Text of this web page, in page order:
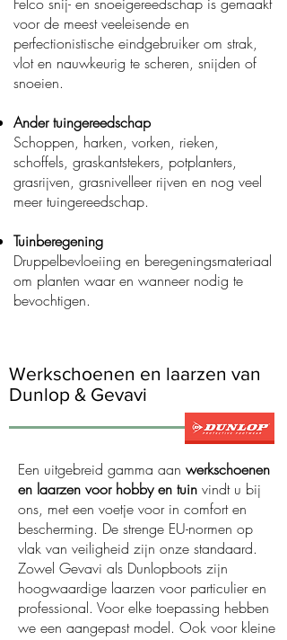
voor de meest veeleisende en
perfectionistische eindgebruiker om strak,
vlot en nauwkeurig te scheren, snijden of
snoeien.
Ander tuingereedschap
Schoppen, harken, vorken, rieken,
schoffels, graskantstekers, potplanters,
grasrijven, grasnivelleer rijven en nog veel
meer tuingereedschap.
Tuinberegening
Druppelbevloeiing en beregeningsmateriaal
om planten waar en wanneer nodig te
bevochtigen.
Werkschoenen en laarzen van
Dunlop & Gevavi
Een uitgebreid gamma aan werkschoenen
en laarzen voor hobby en tuin vindt u bij
ons, met een voetje voor in comfort en
bescherming. De strenge EU-normen op
vlak van veiligheid zijn onze standaard.
Zowel Gevavi als Dunlopboots zijn
hoogwaardige laarzen voor particulier en
professional. Voor elke toepassing hebben
we een aangepast model. Ook voor kleine